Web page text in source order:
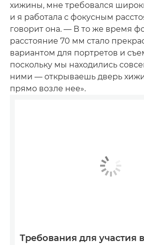
хижины, мне требовался
и я работала с фокусным
говорит она. — В то же время
расстояние 70 мм стало
вариантом для портретов и
поскольку мы находились
ними — открываешь дверь
прямо возле нее».
Требования для участия в